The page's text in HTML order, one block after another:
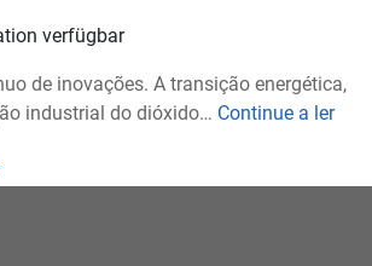
verfügbar
de inovações. A transição energética,
industrial do dióxido… Continue a ler